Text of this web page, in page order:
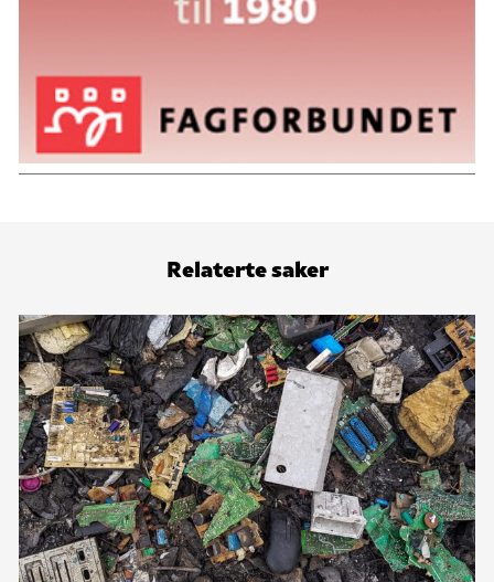
Relaterte saker